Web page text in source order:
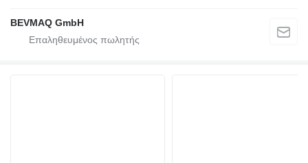
BEVMAQ GmbH